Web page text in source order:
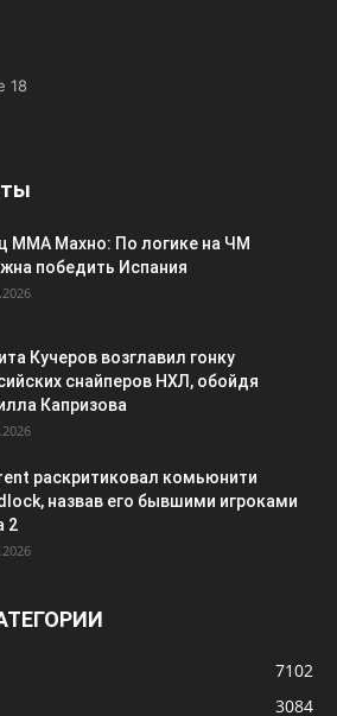
18
ММА Махно: По логике на ЧМ
победить Испания
Кучеров возглавил гонку
снайперов НХЛ, обойдя
Капризова
раскритиковал комьюнити
назвав его бывшими игроками
2
7102
3084